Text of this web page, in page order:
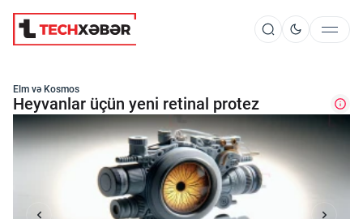
Süni İntellekt
Elm və Kosmos
Texnoloji İnkişaf
Elm və Kosmos
Heyvanlar üçün yeni retinal protez